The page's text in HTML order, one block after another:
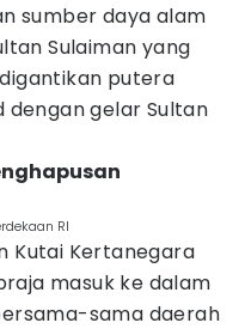
sumber daya alam
Sulaiman yang
putera
dengan gelar Sultan
RI
Kutai Kertanegara
masuk ke dalam
sama daerah